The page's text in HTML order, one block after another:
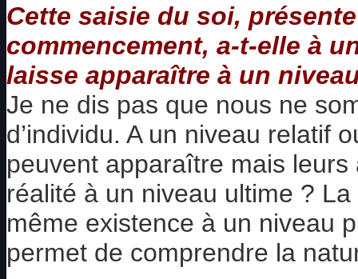
Cette saisie du soi,
commencement, a-t-elle à
laisse apparaître à un
Je ne dis pas que nous ne
d’individu. A un niveau relatif
peuvent apparaître mais
réalité à un niveau ultime ?
même existence à un niveau
permet de comprendre la